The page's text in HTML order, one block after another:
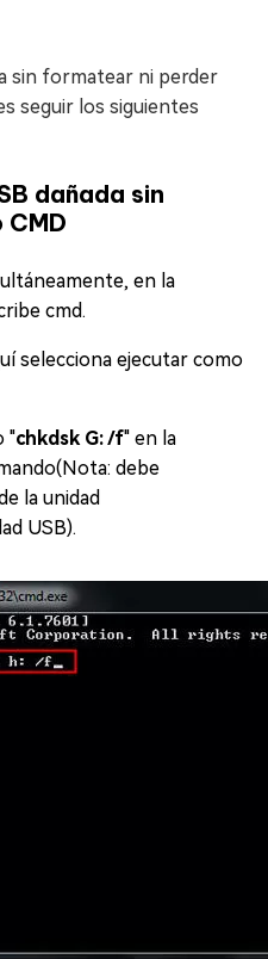
sin formatear ni perder
seguir los siguientes
dañada sin
en la
cmd.
selecciona ejecutar como
"chkdsk G: /f" en la
debe
la unidad
USB).